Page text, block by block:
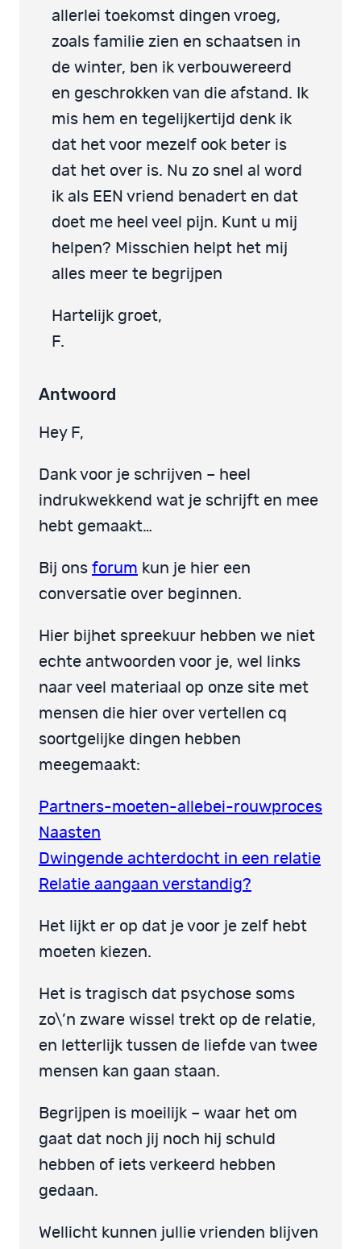
allerlei toekomst dingen vroeg,
zoals familie zien en schaatsen in
de winter, ben ik verbouwereerd
en geschrokken van die afstand. Ik
mis hem en tegelijkertijd denk ik
dat het voor mezelf ook beter is
dat het over is. Nu zo snel al word
ik als EEN vriend benadert en dat
doet me heel veel pijn. Kunt u mij
helpen? Misschien helpt het mij
alles meer te begrijpen
Hartelijk groet,
F.
Antwoord
Hey F,
Dank voor je schrijven – heel
indrukwekkend wat je schrijft en mee
hebt gemaakt…
Bij ons forum kun je hier een
conversatie over beginnen.
Hier bijhet spreekuur hebben we niet
echte antwoorden voor je, wel links
naar veel materiaal op onze site met
mensen die hier over vertellen cq
soortgelijke dingen hebben
meegemaakt:
Partners-moeten-allebei-rouwproces
Naasten
Dwingende achterdocht in een relatie
Relatie aangaan verstandig?
Het lijkt er op dat je voor je zelf hebt
moeten kiezen.
Het is tragisch dat psychose soms
zo\’n zware wissel trekt op de relatie,
en letterlijk tussen de liefde van twee
mensen kan gaan staan.
Begrijpen is moeilijk – waar het om
gaat dat noch jij noch hij schuld
hebben of iets verkeerd hebben
gedaan.
Wellicht kunnen jullie vrienden blijven